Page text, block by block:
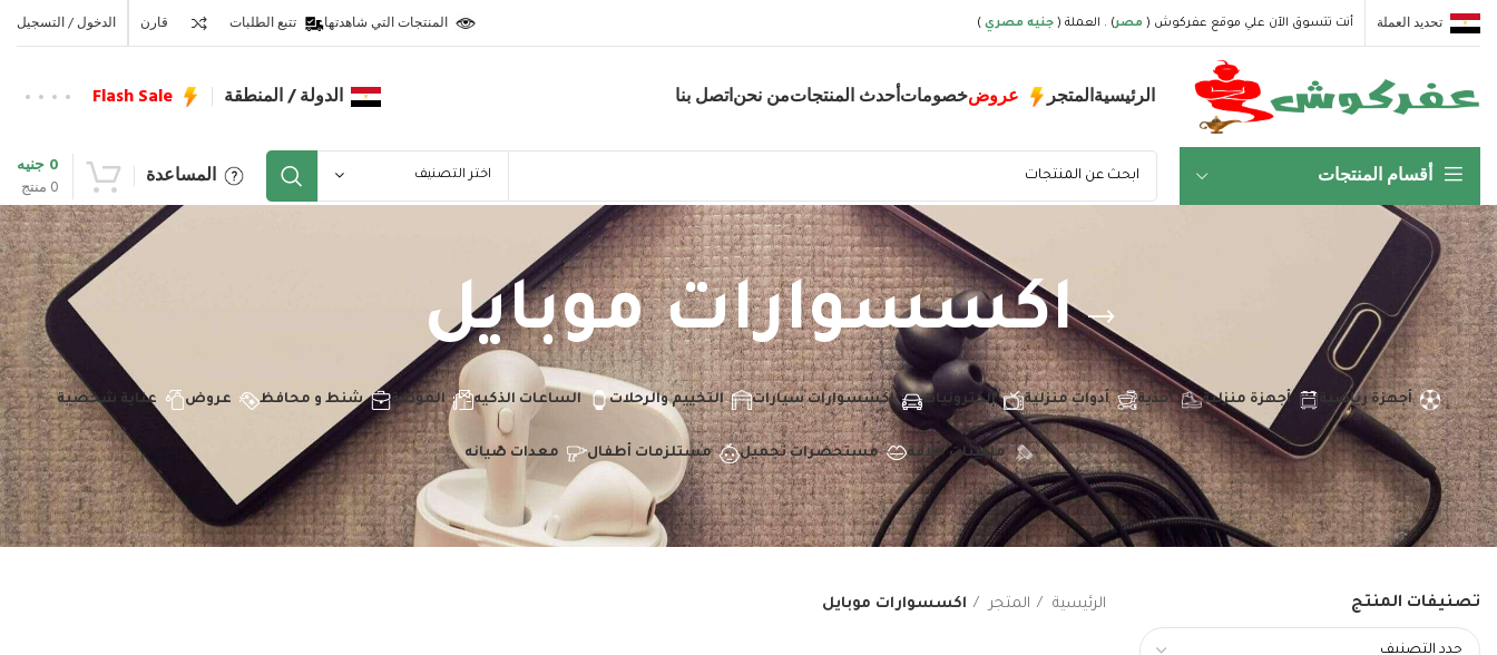
تحديد العملة أنت تتسوق الآن علي موقع عفركوش ( مصر) . العملة ( جنيه مصري ) المنتجات التي شاهدتها تتبع الطلبات قارن الدخول / التسجيل
الرئيسيةالمتجر عروضخصوماتأحدث المنتجاتمن نحناتصل بنا الدولة / المنطقة Flash Sale
أقسام المنتجات اختر التصنيف المساعدة 0 منتج
0 جنيه
اكسسوارات موبايل
أجهزة رياضية أجهزة منزلية أحذية أدوات منزلية إلكترونيات اكسسوارات سيارات التخييم والرحلات الساعات الذكيه الموضة شنط و محافظ عروض عناية شخصية
ماكينات حلاقة مستحضرات تجميل مستلزمات أطفال معدات صيانه
تصنيفات المنتج الرئيسية المتجر اكسسوارات موبايل